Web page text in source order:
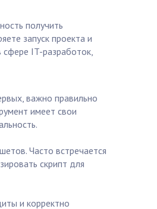
получить
запуск проекта и
IT-разработок,
важно правильно
имеет свои
Часто встречается
скрипт для
и корректно